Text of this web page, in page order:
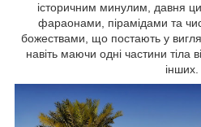
історичним минулим, давня
фараонами, пірамідами та
божествами, що постають у
навіть маючи одні частини тіла
інших.